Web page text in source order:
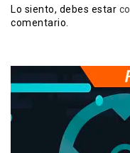
Lo siento, debes estar
comentario.